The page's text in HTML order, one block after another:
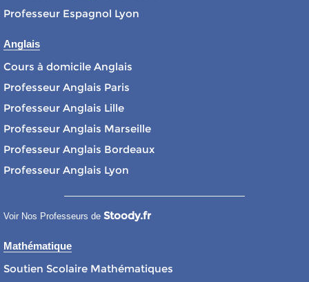
Professeur Espagnol Lyon
Anglais
Cours à domicile Anglais
Professeur Anglais Paris
Professeur Anglais Lille
Professeur Anglais Marseille
Professeur Anglais Bordeaux
Professeur Anglais Lyon
Voir Nos Professeurs de Stoody.fr
Mathématique
Soutien Scolaire Mathématiques